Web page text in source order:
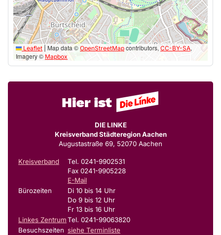
Leaflet Map data © OpenStreetMap contributors,CC-BY-SA,
Imagery © Mapbox
DIE LINKE
Kreisverband Städteregion Aachen
Augustastraße 69, 52070 Aachen
Kreisverband
Tel. 0241-9902531
Fax 0241-9905228
E-Mail
Bürozeiten
Di 10 bis 14 Uhr
Do 9 bis 12 Uhr
Fr 13 bis 16 Uhr
Linkes ZentrumTel. 0241-99063820
Besuchszeiten siehe Terminliste